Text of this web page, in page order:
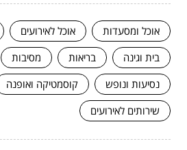
אוכל ומסעדות אוכל לאירועים
בית וגינה
בריאות מסיבות
נסיעות ונופש
קוסמטיקה ואופנה
שירותים לאירועים